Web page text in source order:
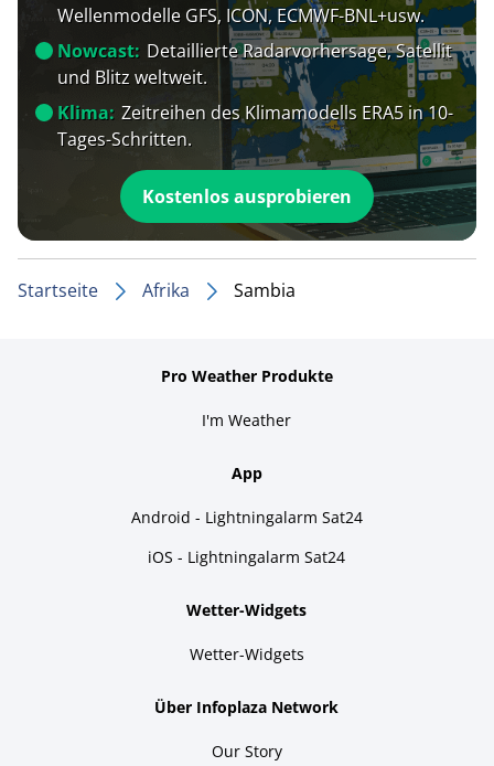
Wellenmodelle GFS, ICON, ECMWF-BNL+usw.
Nowcast: Detaillierte Radarvorhersage, Satellit
und Blitz weltweit.
Klima: Zeitreihen des Klimamodells ERA5 in 10-
Tages-Schritten.
Kostenlos ausprobieren
Startseite Afrika Sambia
Pro Weather Produkte
I'm Weather
App
Android - Lightningalarm Sat24
iOS - Lightningalarm Sat24
Wetter-Widgets
Wetter-Widgets
Über Infoplaza Network
Our Story